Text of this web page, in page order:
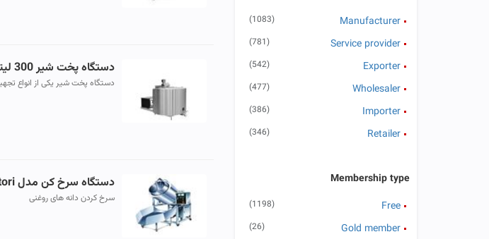
سمنان (12)
Manufacturer
(1083)
Service provider
(781)
Exporter
(542)
Wholesaler
(477)
Importer
(386)
Retailer
(346)
Membership type
Free
(1198)
Gold member
(26)
دستگاه پخت شیر 300 لیتری
دستگاه پخت شیر یکی از انواع
دستگاه سرخ کن مدل Tongtori
سرخ کردن دانه های روغنی